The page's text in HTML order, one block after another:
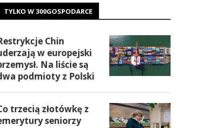
TYLKO W 300GOSPODARCE
Chin
w europejski
Na liście są
podmioty z Polski
trzecią złotówkę z
seniorzy